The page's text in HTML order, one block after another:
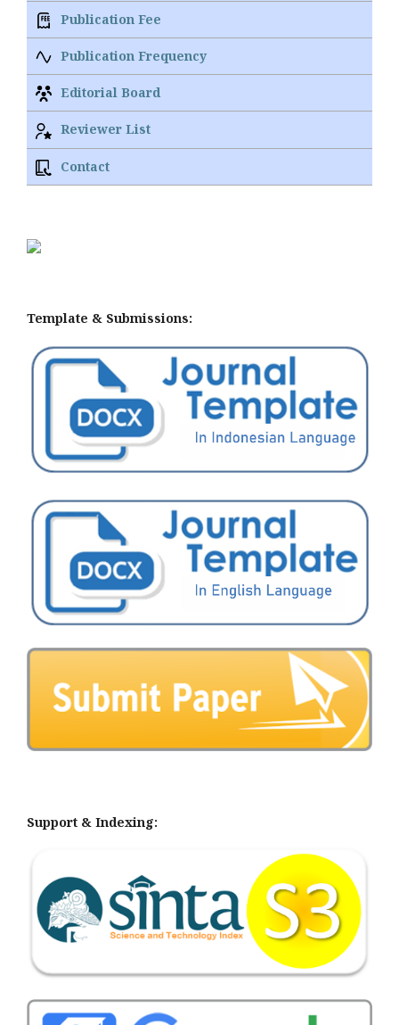
Publication Fee
Publication Frequency
Editorial Board
Reviewer List
Contact
Template & Submissions:
Support & Indexing: